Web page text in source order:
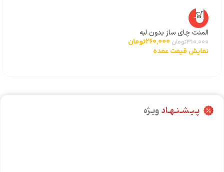
-16%
المنت چای ساز بدون لبه
310,000تومان 260,000تومان
نمایش قیمت عمده
پـیـشـنـهـادویـژه